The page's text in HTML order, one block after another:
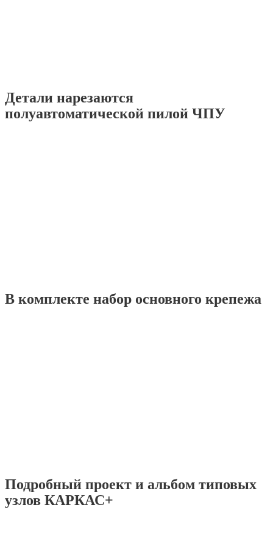
Детали нарезаются
полуавтоматической пилой ЧПУ
В комплекте набор основного крепежа
Подробный проект и альбом типовых
узлов КАРКАС+